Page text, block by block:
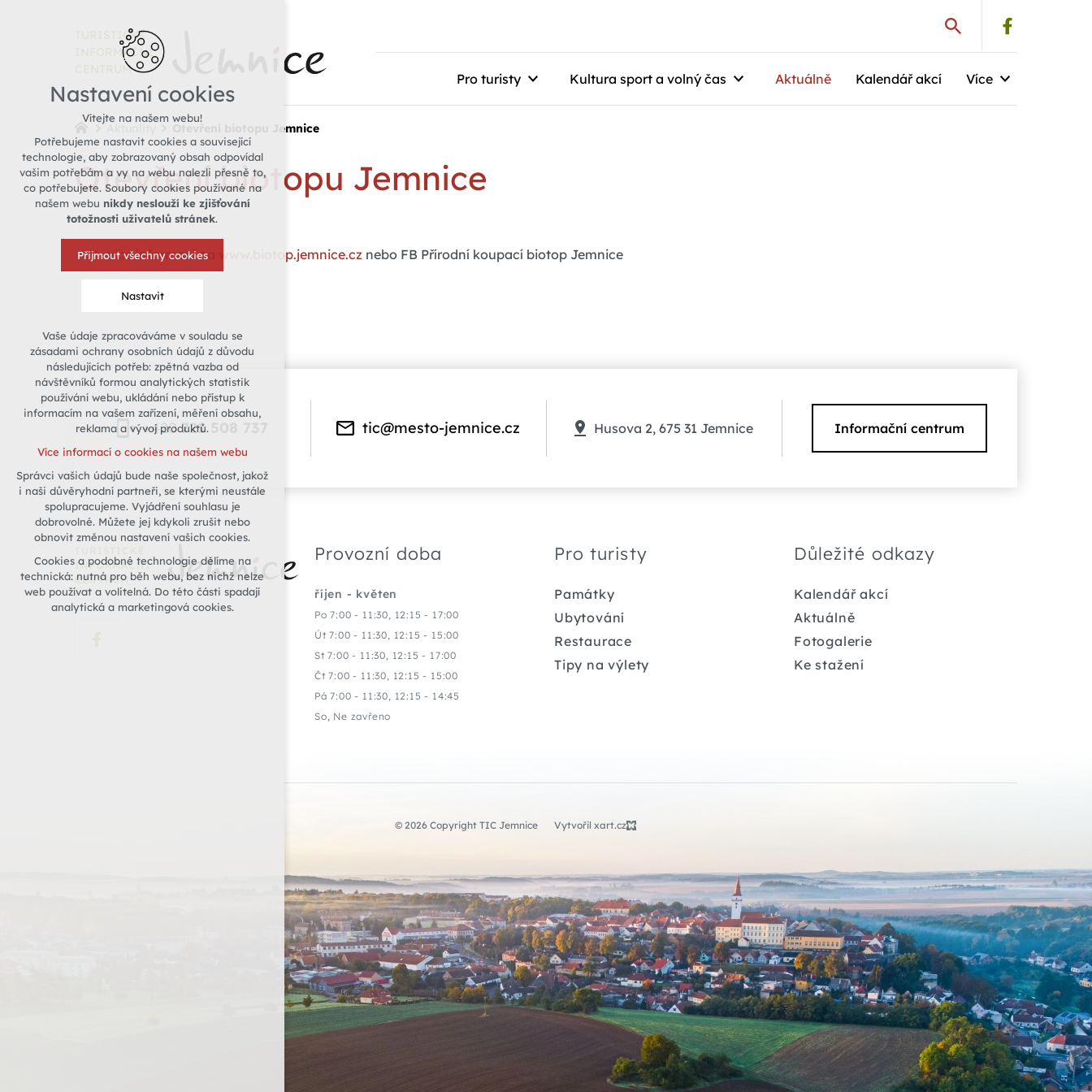
TURISTICKÉ
INFORMAČNÍ
CENTRUM
Pro turisty Kultura sport a volný čas Aktuálně Kalendář akcí Více
Otevření biotopu Jemnice
Otevření biotopu Jemnice
více informací na www.biotop.jemnice.cz nebo FB Přírodní koupací biotop Jemnice
+420721 508 737 tic@mesto-jemnice.cz Husova 2, 675 31 Jemnice Informační centrum
INFORMAČNÍ
CENTRUM
Provozní doba
říjen - květen
Po 7:00 - 11:30, 12:15 - 17:00
Út 7:00 - 11:30, 12:15 - 15:00
St 7:00 - 11:30, 12:15 - 17:00
Čt 7:00 - 11:30, 12:15 - 15:00
Pá 7:00 - 11:30, 12:15 - 14:45
So, Ne zavřeno
Pro turisty
Památky
Ubytování
Restaurace
Tipy na výlety
Důležité odkazy
Kalendář akcí
Aktuálně
Fotogalerie
Ke stažení
© 2026 Copyright TIC Jemnice Vytvořil xart.cz
Nastavení cookies
Vítejte na našem webu!
Potřebujeme nastavit cookies a související
technologie, aby zobrazovaný obsah odpovídal
vašim potřebám a vy na webu nalezli přesně to,
co potřebujete. Soubory cookies používané na
našem webu nikdy neslouží ke zjišťování
totožnosti uživatelů stránek.
Přijmout všechny cookies
Nastavit
Technická cookies
nutná pro provozování webu
udržení kontextu stránek (session):
případná přihlášení, volby jazyka, apod.
Volitelná cookies
vyhodnocení návštěvnosti
marketingová cookies (Google)
Více informací o cookies na našem webu
Odmítnout vše
Vaše údaje zpracováváme v souladu se
zásadami ochrany osobních údajů z důvodu
následujících potřeb: zpětná vazba od
návštěvníků formou analytických statistik
používání webu, ukládání nebo přístup k
informacím na vašem zařízení, měření obsahu,
reklama a vývoj produktů.
Více informací o cookies na našem webu
Správci vašich údajů bude naše společnost, jakož
i naši důvěryhodní partneři, se kterými neustále
spolupracujeme. Vyjádření souhlasu je
dobrovolné. Můžete jej kdykoli zrušit nebo
obnovit změnou nastavení vašich cookies.
Cookies a podobné technologie dělíme na
technická: nutná pro běh webu, bez nichž nelze
web používat a volitelná. Do této části spadají
analytická a marketingová cookies.